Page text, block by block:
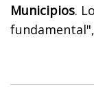
Municipios.